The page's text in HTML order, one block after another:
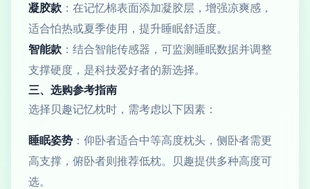
凝胶款 ：在记忆棉表面添加凝胶层，增强凉爽感，
适合怕热或夏季使用，提升睡眠舒适度。
智能款 ：结合智能传感器，可监测睡眠数据并调整
支撑硬度，是科技爱好者的新选择。
三、选购参考指南
选择贝趣记忆枕时，需考虑以下因素：
睡眠姿势 ：仰卧者适合中等高度枕头，侧卧者需更
高支撑，俯卧者则推荐低枕。贝趣提供多种高度可
选。